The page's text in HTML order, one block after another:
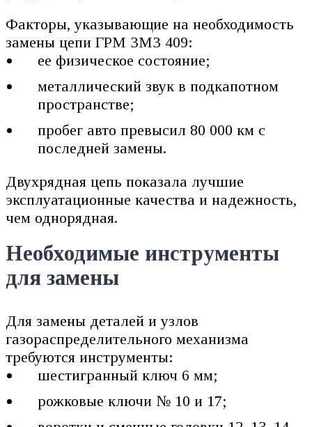
Факторы, указывающие на необходимость
замены цепи ГРМ ЗМЗ 409:
ее физическое состояние;
металлический звук в подкапотном
пространстве;
пробег авто превысил 80 000 км с
последней замены.
Двухрядная цепь показала лучшие
эксплуатационные качества и надежность,
чем однорядная.
Необходимые инструменты
для замены
Для замены деталей и узлов
газораспределительного механизма
требуются инструменты:
шестигранный ключ 6 мм;
рожковые ключи № 10 и 17;